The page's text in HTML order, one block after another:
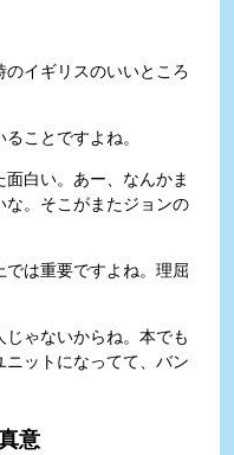
イギリスのいいところ
ことですよね。
白い。あー、なんかま
。そこがまたジョンの
は重要ですよね。理屈
ゃないからね。本でも
ットになってて、バン
意